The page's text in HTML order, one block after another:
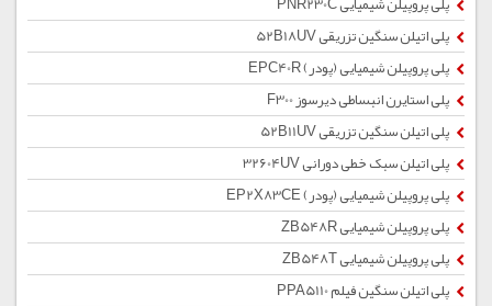
پلی اتیلن سنگین تزریقی 52B18UV
پلی پروپیلن شیمیایی (پودر) EPC40R
پلی استایرن انبساطی دیرسوز F300
پلی اتیلن سنگین تزریقی 52B11UV
پلی اتیلن سبک خطی دورانی 32604UV
پلی پروپیلن شیمیایی (پودر) EP2X83CE
پلی پروپیلن شیمیایی ZB548R
پلی پروپیلن شیمیایی ZB548T
پلی اتیلن سنگین فیلم PPA5110